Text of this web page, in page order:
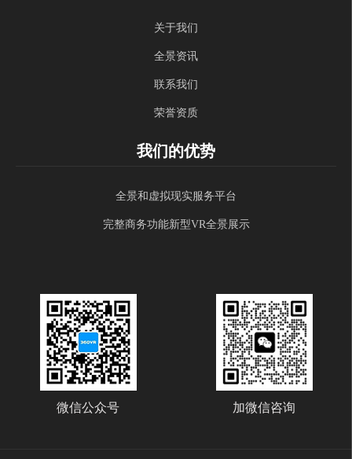
关于我们
全景资讯
联系我们
荣誉资质
我们的优势
全景和虚拟现实服务平台
完整商务功能新型VR全景展示
微信公众号 加微信咨询